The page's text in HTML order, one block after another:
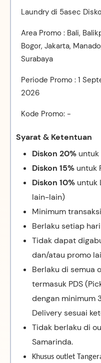
Laundry di 5asec
Area Promo : Bali,
Bogor, Jakarta,
Surabaya
Periode Promo : 1
2026
Kode Promo: -
Syarat & Ketentuan
Diskon 20% untuk
Diskon 15% untuk
Diskon 10% untuk
lain-lain)
Minimum
Berlaku setiap
Tidak dapat
dan/atau promo
Berlaku di semua
termasuk PDS
dengan minimum
Delivery sesuai
Tidak berlaku di
Samarinda.
Khusus outlet